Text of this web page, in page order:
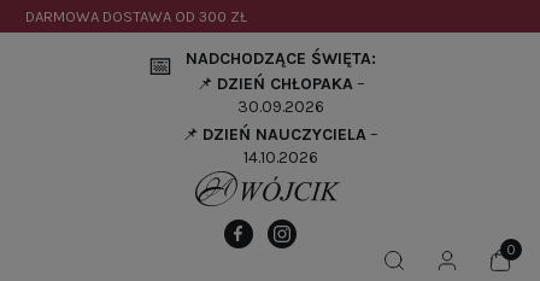
DARMOWA DOSTAWA OD 300 ZŁ
📅
NADCHODZĄCE ŚWIĘTA:
📌 DZIEŃ CHŁOPAKA–
30.09.2026
📌 DZIEŃ NAUCZYCIELA–
14.10.2026